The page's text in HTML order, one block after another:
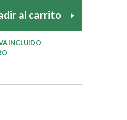
al carrito
INCLUIDO